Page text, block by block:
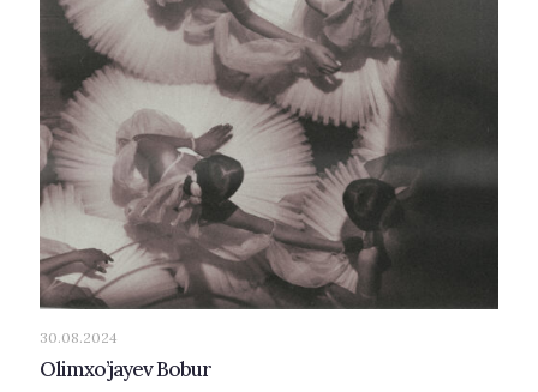
30.08.2024
Olimxo’jayev Bobur